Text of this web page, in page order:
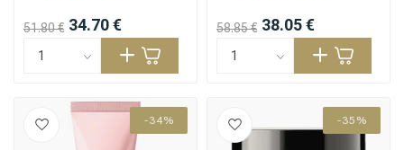
51.80 € 34.70 € 58.85 € 38.05 €
-34% -35%